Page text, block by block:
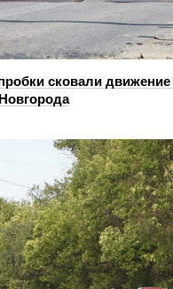
сковали